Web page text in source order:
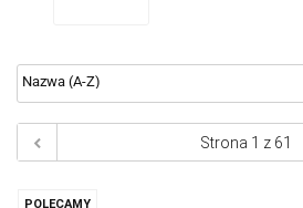
POLECAMY